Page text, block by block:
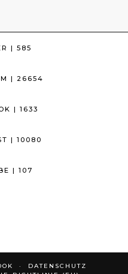
| 585
| 26654
| 1633
| 10080
| 107
DATENSCHUTZ